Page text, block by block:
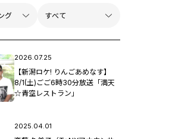
2026.07.25
【新潟ロケ! りんごあめなす】
8/1(土)ごご6時30分放送「満天
☆青空レストラン」
2025.04.01